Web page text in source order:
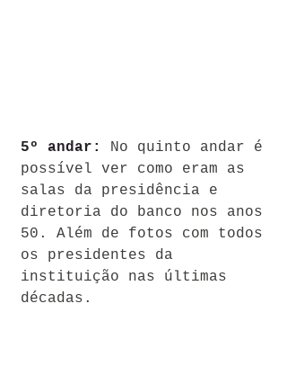
5º andar:
No quinto andar é
possível ver como eram as
salas da presidência e
diretoria do banco nos anos
50. Além de fotos com todos
os presidentes da
instituição nas últimas
décadas.